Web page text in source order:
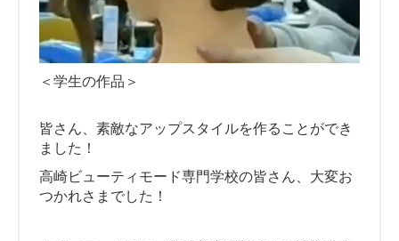
＜学生の作品＞
皆さん、素敵なアップスタイルを作ることができ
ました！
高崎ビューティモード専門学校の皆さん、大変お
つかれさまでした！